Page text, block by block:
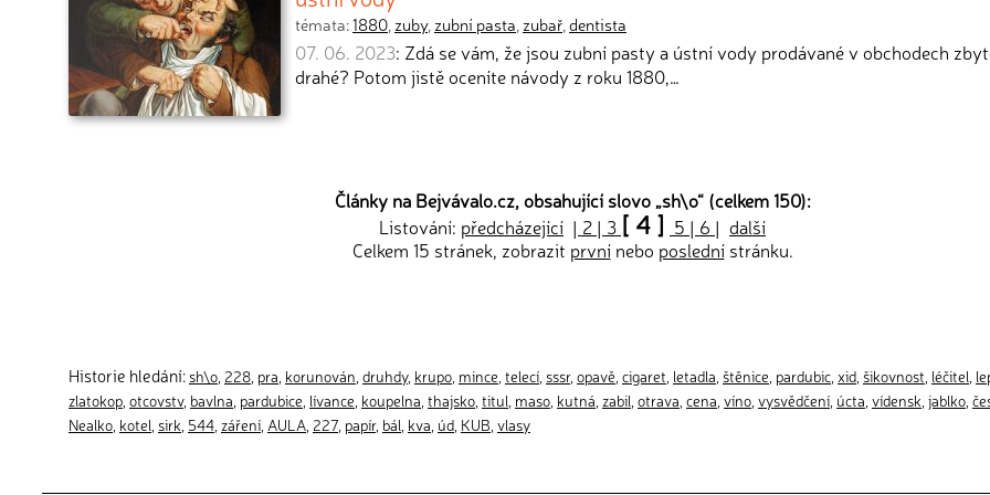
témata:1880, zuby, zubní pasta, zubař,dentista
07. 06. 2023: Zdá se vám, že jsou zubní pasty a ústní vody prodávané v obchodech
drahé? Potom jistě oceníte návody z roku 1880,…
Články na Bejvávalo.cz, obsahující slovo „sh\o“ (celkem 150):
Listování: předcházející | 2 | 3 [ 4 ] 5 | 6 | další
Celkem 15 stránek, zobrazit prvnínebo poslednístránku.
Historie hledání: sh\o 228 pra korunován druhdy, krupo mince telecí sssr, opavě cigaret letadla štěnice pardubic xid šikovnost léčitel
zlatokop otcovstv, bavlna pardubice lívance koupelna thajsko titul maso kutná zabil otrava cena víno vysvědčení úcta vídensk jablko
Nealko kotel sirk 544 záření AULA 227 papír, bál kva úd KUB vlasy